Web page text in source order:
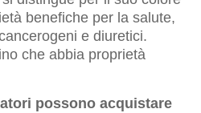
benefiche per la salute,
e diuretici.
che abbia proprietà
possono acquistare